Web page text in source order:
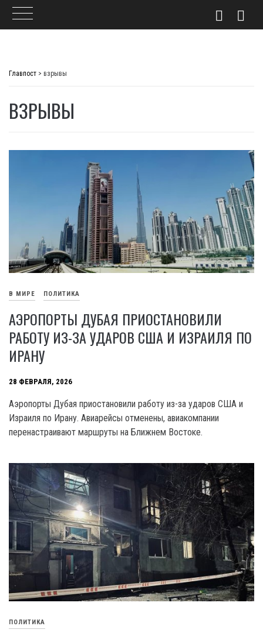
Главпост > взрывы
ВЗРЫВЫ
В МИРЕ ПОЛИТИКА
АЭРОПОРТЫ ДУБАЯ ПРИОСТАНОВИЛИ
РАБОТУ ИЗ-ЗА УДАРОВ США И ИЗРАИЛЯ ПО
ИРАНУ
28 ФЕВРАЛЯ, 2026
Аэропорты Дубая приостановили работу из-за ударов США и
Израиля по Ирану. Авиарейсы отменены, авиакомпании
перенастраивают маршруты на Ближнем Востоке.
ПОЛИТИКА